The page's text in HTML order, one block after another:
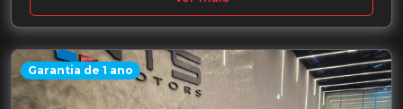
Garantia de 1 ano